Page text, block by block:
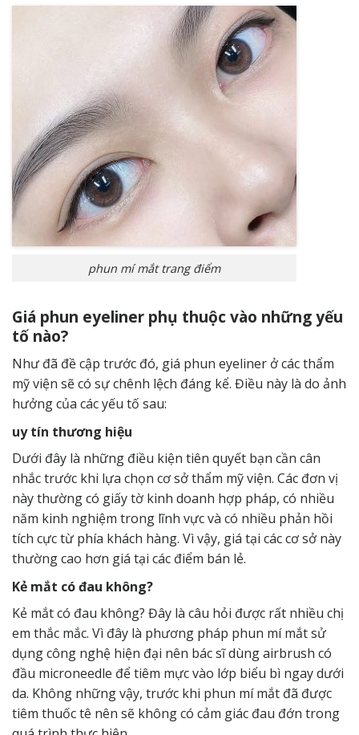
phun mí mắt trang điểm
Giá phun eyeliner phụ thuộc vào những yếu
tố nào?
Như đã đề cập trước đó, giá phun eyeliner ở các thẩm
mỹ viện sẽ có sự chênh lệch đáng kể. Điều này là do ảnh
hưởng của các yếu tố sau:
uy tín thương hiệu
Dưới đây là những điều kiện tiên quyết bạn cần cân
nhắc trước khi lựa chọn cơ sở thẩm mỹ viện. Các đơn vị
này thường có giấy tờ kinh doanh hợp pháp, có nhiều
năm kinh nghiệm trong lĩnh vực và có nhiều phản hồi
tích cực từ phía khách hàng. Vì vậy, giá tại các cơ sở này
thường cao hơn giá tại các điểm bán lẻ.
Kẻ mắt có đau không?
Kẻ mắt có đau không? Đây là câu hỏi được rất nhiều chị
em thắc mắc. Vì đây là phương pháp phun mí mắt sử
dụng công nghệ hiện đại nên bác sĩ dùng airbrush có
đầu microneedle để tiêm mực vào lớp biểu bì ngay dưới
da. Không những vậy, trước khi phun mí mắt đã được
tiêm thuốc tê nên sẽ không có cảm giác đau đớn trong